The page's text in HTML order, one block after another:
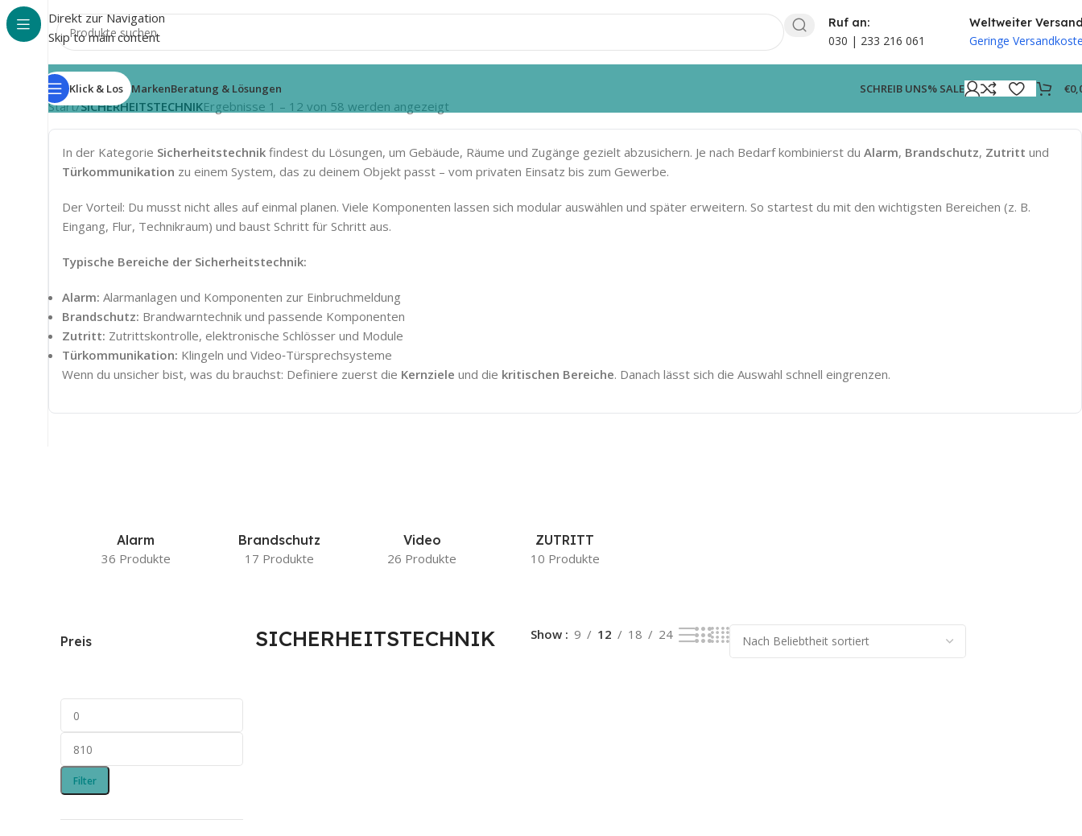
Direkt zur Navigation
Skip to main content
Ruf an:
030 | 233 216 061
Weltweiter
Geringe
Klick & Los MarkenBeratung & Lösungen SCHREIB UNS% SALE €
Start/SICHERHEITSTECHNIKErgebnisse 1 – 12 von 58 werden angezeigt
In der Kategorie Sicherheitstechnik findest du Lösungen, um Gebäude, Räume und Zugänge gezielt abzusichern. Je nach Bedarf kombinierst du Alarm, Brandschutz, Zutritt und
Türkommunikation zu einem System, das zu deinem Objekt passt – vom privaten Einsatz bis zum Gewerbe.
Der Vorteil: Du musst nicht alles auf einmal planen. Viele Komponenten lassen sich modular auswählen und später erweitern. So startest du mit den wichtigsten Bereichen (z. B.
Eingang, Flur, Technikraum) und baust Schritt für Schritt aus.
Typische Bereiche der Sicherheitstechnik:
Alarm: Alarmanlagen und Komponenten zur Einbruchmeldung
Brandschutz: Brandwarntechnik und passende Komponenten
Zutritt: Zutrittskontrolle, elektronische Schlösser und Module
Türkommunikation: Klingeln und Video‑Türsprechsysteme
Wenn du unsicher bist, was du brauchst: Definiere zuerst die Kernziele und die kritischen Bereiche. Danach lässt sich die Auswahl schnell eingrenzen.
Alarm
36 Produkte
Brandschutz
17 Produkte
Video
26 Produkte
ZUTRITT
10 Produkte
Preis
Filter
SICHERHEITSTECHNIK Show 9 12 18 24